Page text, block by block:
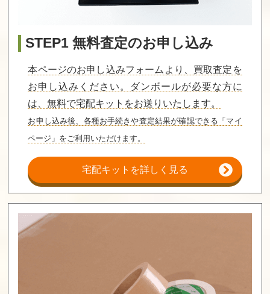
STEP1 無料査定のお申し込み
本ページのお申し込みフォームより、買取査定を
お申し込みください。ダンボールが必要な方に
は、無料で宅配キットをお送りいたします。
お申し込み後、各種お手続きや査定結果が確認できる「マイ
ページ」をご利用いただけます。
宅配キットを詳しく見る